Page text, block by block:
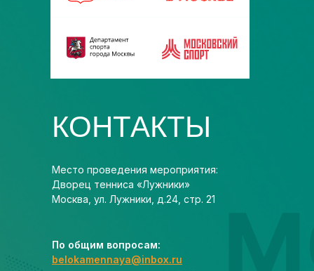
КОНТАКТЫ
Место проведения мероприятия:
Дворец тенниса «Лужники»
Москва, ул. Лужники, д.24, стр. 21
По общим вопросам:
belokamennaya@inbox.ru